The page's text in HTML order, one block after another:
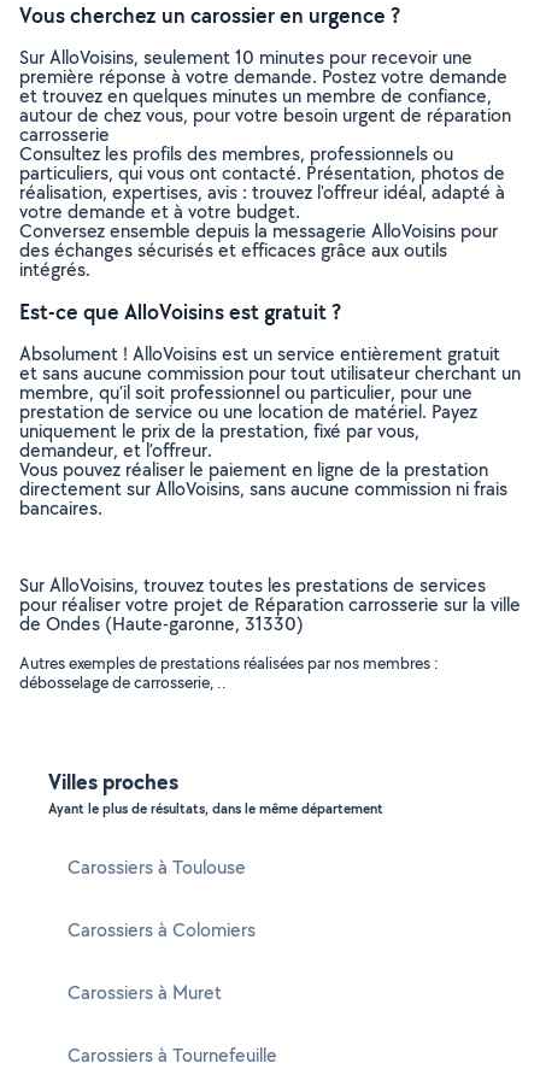
Vous cherchez un carossier en urgence ?
Sur AlloVoisins, seulement 10 minutes pour recevoir une
première réponse à votre demande. Postez votre demande
et trouvez en quelques minutes un membre de confiance,
autour de chez vous, pour votre besoin urgent de réparation
carrosserie
Consultez les profils des membres, professionnels ou
particuliers, qui vous ont contacté. Présentation, photos de
réalisation, expertises, avis : trouvez l'offreur idéal, adapté à
votre demande et à votre budget.
Conversez ensemble depuis la messagerie AlloVoisins pour
des échanges sécurisés et efficaces grâce aux outils
intégrés.
Est-ce que AlloVoisins est gratuit ?
Absolument ! AlloVoisins est un service entièrement gratuit
et sans aucune commission pour tout utilisateur cherchant un
membre, qu’il soit professionnel ou particulier, pour une
prestation de service ou une location de matériel. Payez
uniquement le prix de la prestation, fixé par vous,
demandeur, et l’offreur.
Vous pouvez réaliser le paiement en ligne de la prestation
directement sur AlloVoisins, sans aucune commission ni frais
bancaires.
Sur AlloVoisins, trouvez toutes les prestations de services
pour réaliser votre projet de Réparation carrosserie sur la ville
de Ondes (Haute-garonne, 31330)
Autres exemples de prestations réalisées par nos membres :
débosselage de carrosserie, ..
Villes proches
Ayant le plus de résultats, dans le même département
Carossiers à Toulouse
Carossiers à Colomiers
Carossiers à Muret
Carossiers à Tournefeuille